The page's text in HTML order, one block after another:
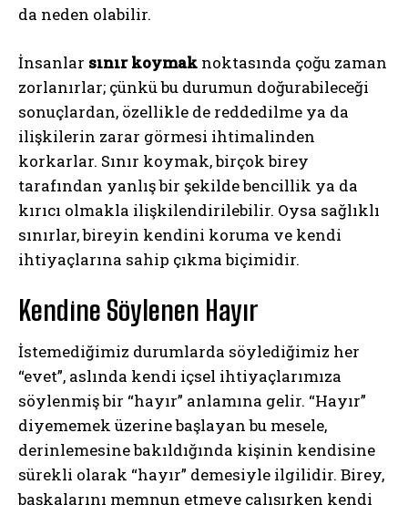
da neden olabilir.
İnsanlar sınır koymak noktasında çoğu zaman
zorlanırlar; çünkü bu durumun doğurabileceği
sonuçlardan, özellikle de reddedilme ya da
ilişkilerin zarar görmesi ihtimalinden
korkarlar. Sınır koymak, birçok birey
tarafından yanlış bir şekilde bencillik ya da
kırıcı olmakla ilişkilendirilebilir. Oysa sağlıklı
sınırlar, bireyin kendini koruma ve kendi
ihtiyaçlarına sahip çıkma biçimidir.
Kendine Söylenen Hayır
İstemediğimiz durumlarda söylediğimiz her
“evet”, aslında kendi içsel ihtiyaçlarımıza
söylenmiş bir “hayır” anlamına gelir. “Hayır”
diyememek üzerine başlayan bu mesele,
derinlemesine bakıldığında kişinin kendisine
sürekli olarak “hayır” demesiyle ilgilidir. Birey,
başkalarını memnun etmeye çalışırken kendi